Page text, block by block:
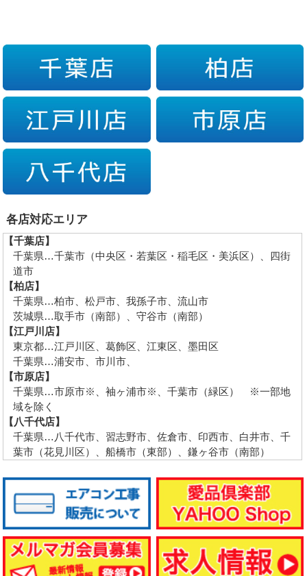
各店対応エリア
【千葉店】
千葉県…千葉市（中央区・若葉区・稲毛区・美浜区）、四街
道市
【柏店】
千葉県…柏市、松戸市、我孫子市、流山市
茨城県…取手市（南部）、守谷市（南部）
【江戸川店】
東京都…江戸川区、葛飾区、江東区、墨田区
千葉県…浦安市、市川市、
【市原店】
千葉県…市原市※、袖ヶ浦市※、千葉市（緑区） ※一部地
域を除く
【八千代店】
千葉県…八千代市、習志野市、佐倉市、印西市、白井市、千
葉市（花見川区）、船橋市（東部）、鎌ヶ谷市（南部）